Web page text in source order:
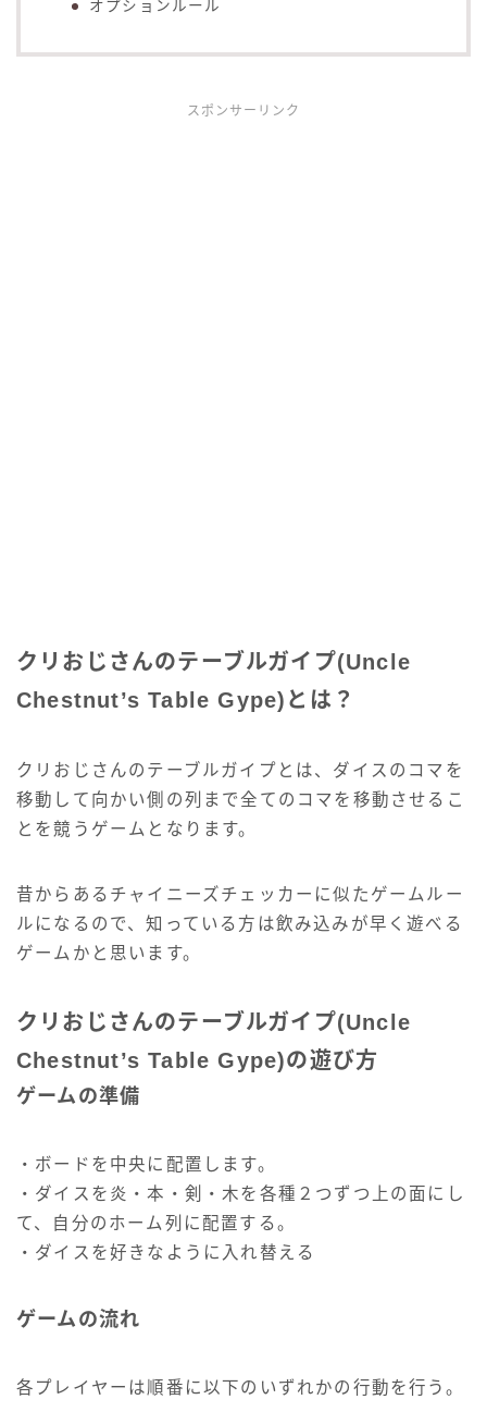
オプションルール
スポンサーリンク
クリおじさんのテーブルガイプ(Uncle
Chestnut’s Table Gype)とは？
クリおじさんのテーブルガイプとは、ダイスのコマを
移動して向かい側の列まで全てのコマを移動させるこ
とを競うゲームとなります。
昔からあるチャイニーズチェッカーに似たゲームルー
ルになるので、知っている方は飲み込みが早く遊べる
ゲームかと思います。
クリおじさんのテーブルガイプ(Uncle
Chestnut’s Table Gype)の遊び方
ゲームの準備
・ボードを中央に配置します。
・ダイスを炎・本・剣・木を各種２つずつ上の面にし
て、自分のホーム列に配置する。
・ダイスを好きなように入れ替える
ゲームの流れ
各プレイヤーは順番に以下のいずれかの行動を行う。